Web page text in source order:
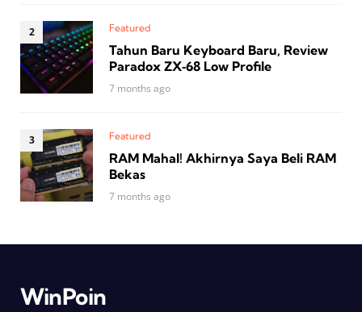
Featured
Tahun Baru Keyboard Baru, Review
Paradox ZX‑68 Low Profile
7 months ago
Featured
RAM Mahal! Akhirnya Saya Beli RAM
Bekas
7 months ago
WinPoin